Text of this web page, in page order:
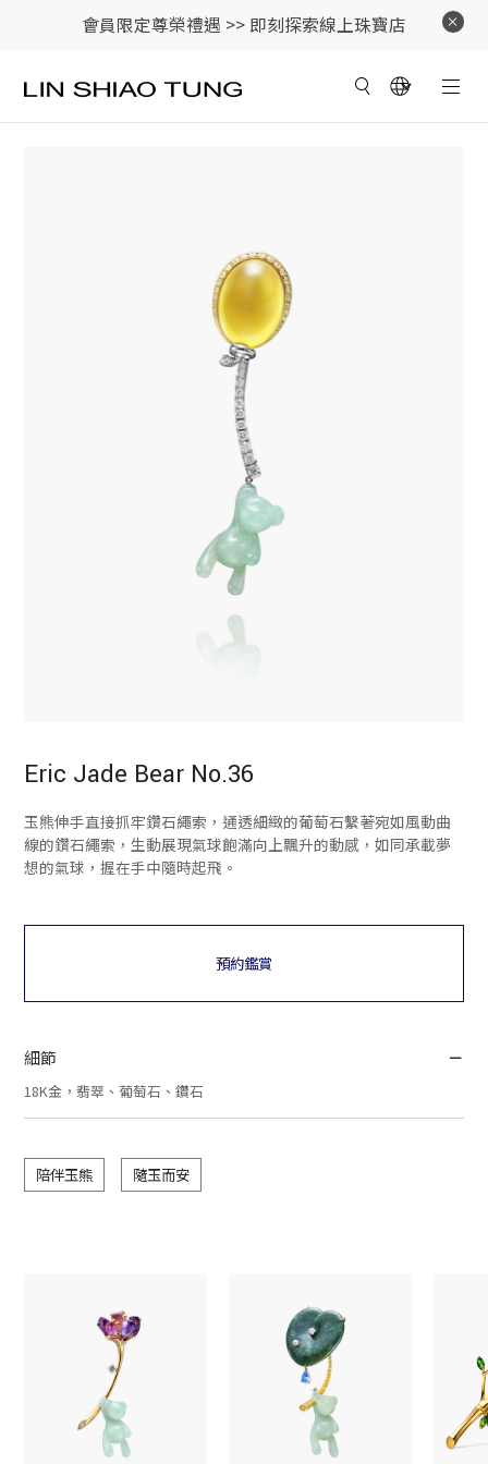
會員限定尊榮禮遇 >> 即刻探索線上珠寶店
Eric Jade Bear No.36
玉熊伸手直接抓牢鑽石繩索，通透細緻的葡萄石繫著宛如風動曲
線的鑽石繩索，生動展現氣球飽滿向上飄升的動感，如同承載夢
想的氣球，握在手中隨時起飛。
預約鑑賞
細節
18K金，翡翠、葡萄石、鑽石
陪伴玉熊 隨玉而安